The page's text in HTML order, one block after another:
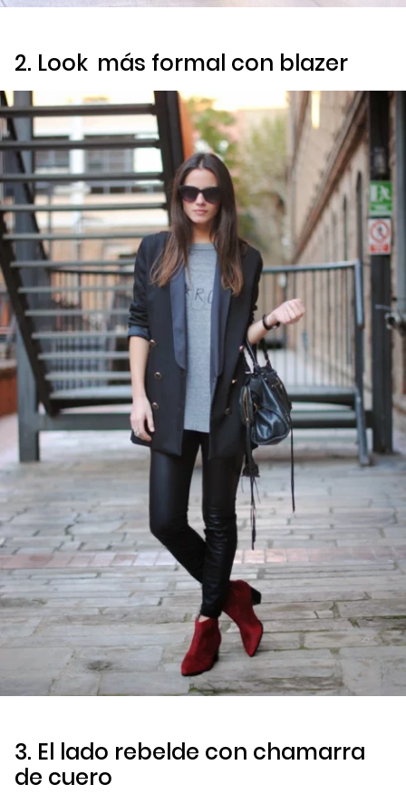
2. Look más formal con blazer
3. El lado rebelde con chamarra
de cuero